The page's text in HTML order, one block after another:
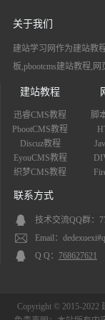
关于我们
建站学习网作为建站教
板,pbootcms建站教程,
建站教程
迅睿CMS教程
PbootCMS教程
Discuz教程
EyouCMS教程
织梦CMS教程
脚
联系方式
技术交流QQ群：
Email：
Q Q： 768627621
Copyright © 2015-2022